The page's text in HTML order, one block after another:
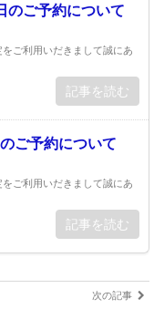
のご予約について
ご利用いだきまして誠にあ
記事を読む
ご予約について
ご利用いだきまして誠にあ
記事を読む
次の記事